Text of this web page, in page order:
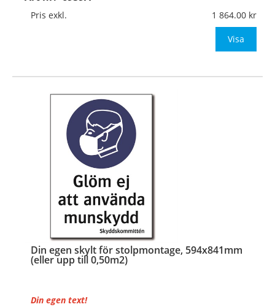
Mått:594x841mm (eller annat mått upp till 0,50m²)
Pris exkl. 1 864.00
Visa
Din egen skylt för stolpmontage, 594x841mm
(eller upp till 0,50m2)
Din egen text!